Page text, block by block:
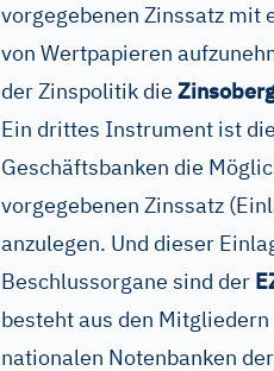
vorgegebenen Zinssatz mit
von Wertpapieren
der Zinspolitik die
Ein drittes Instrument ist die
Geschäftsbanken die
vorgegebenen Zinssatz
anzulegen. Und dieser
Beschlussorgane sind der
besteht aus den
nationalen Notenbanken